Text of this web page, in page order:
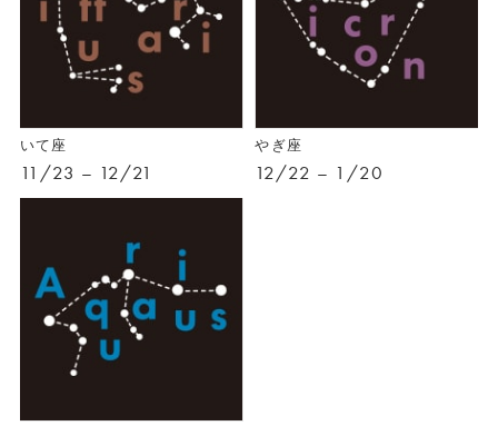
いて座
11/23 – 12/21
やぎ座
12/22 – 1/20